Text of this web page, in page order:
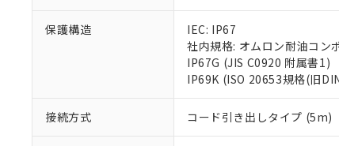
保護構造
IEC: IP67
社内規格: オムロン耐油コン
IP67G (JIS C0920 附属書1)
IP69K (ISO 20653規格(旧
接続方式 コード引き出しタイプ (5m)